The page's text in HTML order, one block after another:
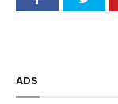
ADS